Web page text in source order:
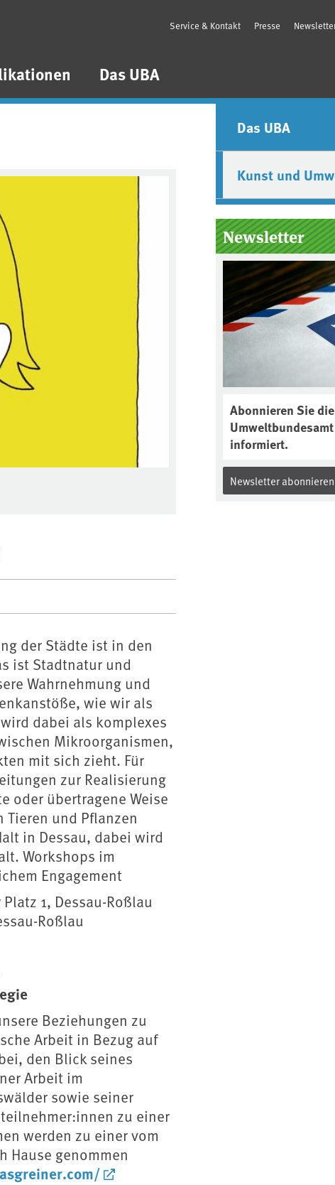
Das UBA
Service & Kontakt Presse
der Städte ist in den
ist Stadtnatur und
Wahrnehmung und
wie wir als
dabei als komplexes
Mikroorganismen,
mit sich zieht. Für
zur Realisierung
oder übertragene Weise
und Pflanzen
in Dessau, dabei wird
Workshops im
Engagement
1, Dessau-Roßlau
Roßlau
Beziehungen zu
Arbeit in Bezug auf
den Blick seines
Arbeit im
sowie seiner
zu einer
werden zu einer vom
Hause genommen
Das UBA
Kunst und
Newsletter
Abonnieren Sie
informiert.
Newsletter abonnieren